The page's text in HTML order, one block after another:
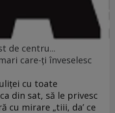
de centru...
care-ţi înveselesc
cu toate
din sat, să le privesc
cu mirare „tiii, da’ ce